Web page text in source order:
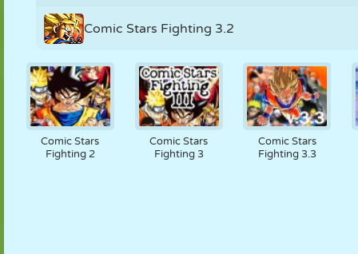
Comic Stars Fighting 3.2
Comic Stars
Fighting 2
Comic Stars
Fighting 3
Comic Stars
Fighting 3.3